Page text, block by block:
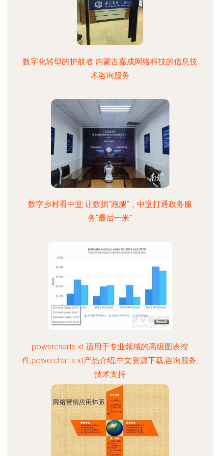
数字化转型的护航者 内蒙古嘉成网络科技的信息技
术咨询服务
数字乡村看中堂 让数据“跑腿”，中堂打通政务服
务“最后一米”
powercharts xt 适用于专业领域的高级图表控
件,powercharts xt产品介绍,中文资源下载,咨询服务,
技术支持